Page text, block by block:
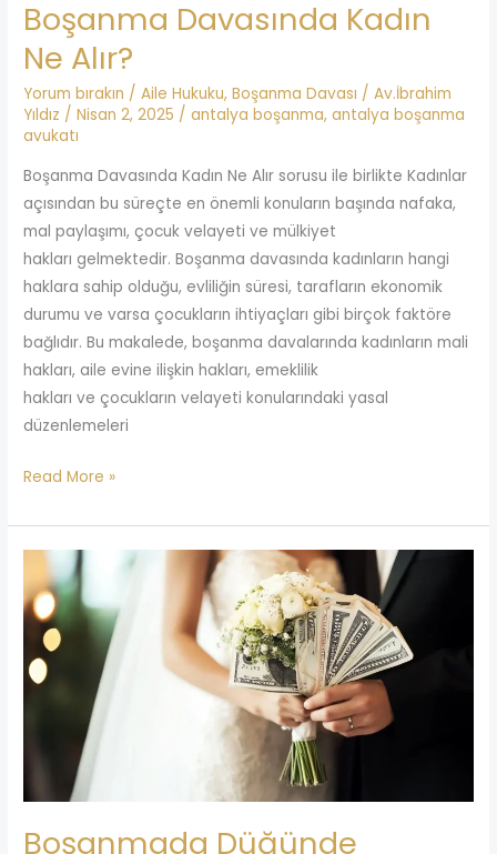
Boşanma Davasında Kadın
Ne Alır?
Yorum bırakın /Aile Hukuku,Boşanma Davası /Av.İbrahim
Yıldız /Nisan 2, 2025 /antalya boşanma,antalya boşanma
avukatı
Boşanma Davasında Kadın Ne Alır sorusu ile birlikte Kadınlar
açısından bu süreçte en önemli konuların başında nafaka,
mal paylaşımı, çocuk velayeti ve mülkiyet
hakları gelmektedir. Boşanma davasında kadınların hangi
haklara sahip olduğu, evliliğin süresi, tarafların ekonomik
durumu ve varsa çocukların ihtiyaçları gibi birçok faktöre
bağlıdır. Bu makalede, boşanma davalarında kadınların mali
hakları, aile evine ilişkin hakları, emeklilik
hakları ve çocukların velayeti konularındaki yasal
düzenlemeleri
Read More »
Boşanmada Düğünde
Boşanmada
Düğünde
Takılanlar
Kime
Aittir?